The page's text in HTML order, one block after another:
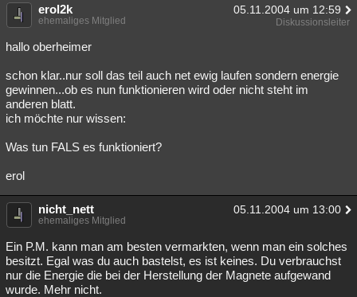
erol2k 05.11.2004 um 12:59
ehemaliges Mitglied Diskussionsleiter
hallo oberheimer
schon klar..nur soll das teil auch net ewig laufen sondern energie
gewinnen...ob es nun funktionieren wird oder nicht steht im
anderen blatt.
ich möchte nur wissen:
Was tun FALS es funktioniert?
erol
nicht_nett 05.11.2004 um 13:00
ehemaliges Mitglied
Ein P.M. kann man am besten vermarkten, wenn man ein solches
besitzt. Egal was du auch bastelst, es ist keines. Du verbrauchst
nur die Energie die bei der Herstellung der Magnete aufgewand
wurde. Mehr nicht.